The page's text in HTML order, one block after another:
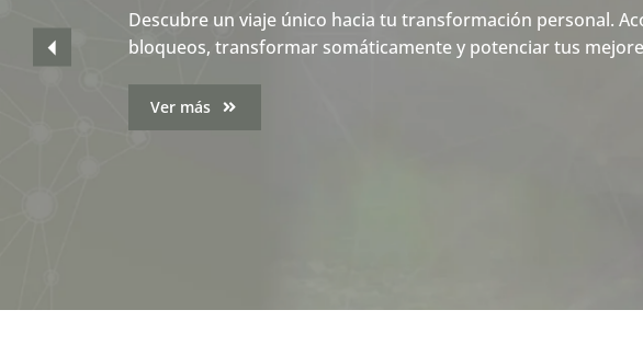
Descubre un viaje único hacia tu transformación personal.
bloqueos, transformar somáticamente y potenciar tus
Ver más